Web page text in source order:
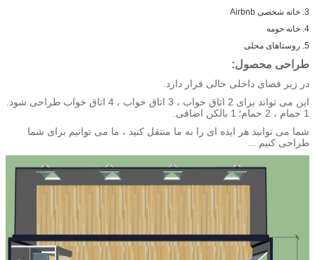
3. خانه شخصی Airbnb
4. خانه حومه
5. روستاهای محلی
طراحی محصول:
در زیر فضای داخلی خالی قرار دارد.
این می تواند برای 2 اتاق خواب ، 3 اتاق خواب ، 4 اتاق خواب طراحی شود.
1 حمام ، 2 حمام؛
1 بالکن اضافی.
شما می توانید هر ایده ای را به ما منتقل کنید ، ما می توانیم برای شما
طراحی کنیم ...